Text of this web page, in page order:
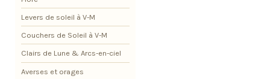
Levers de soleil à V-M
Couchers de Soleil à V-M
Clairs de Lune & Arcs-en-ciel
Averses et orages